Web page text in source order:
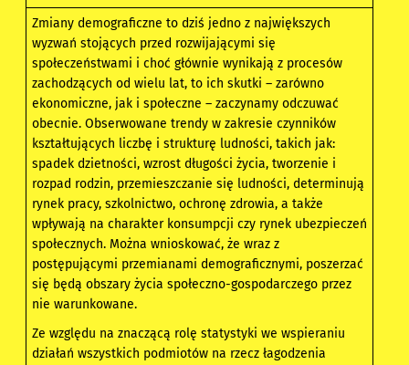
Zmiany demograficzne to dziś jedno z największych
wyzwań stojących przed rozwijającymi się
społeczeństwami i choć głównie wynikają z procesów
zachodzących od wielu lat, to ich skutki – zarówno
ekonomiczne, jak i społeczne – zaczynamy odczuwać
obecnie. Obserwowane trendy w zakresie czynników
kształtujących liczbę i strukturę ludności, takich jak:
spadek dzietności, wzrost długości życia, tworzenie i
rozpad rodzin, przemieszczanie się ludności, determinują
rynek pracy, szkolnictwo, ochronę zdrowia, a także
wpływają na charakter konsumpcji czy rynek ubezpieczeń
społecznych. Można wnioskować, że wraz z
postępującymi przemianami demograficznymi, poszerzać
się będą obszary życia społeczno-gospodarczego przez
nie warunkowane.
Ze względu na znaczącą rolę statystyki we wspieraniu
działań wszystkich podmiotów na rzecz łagodzenia